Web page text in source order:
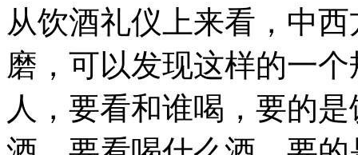
从饮酒礼仪上来看，中
磨，可以发现这样的一
人，要看和谁喝，要的